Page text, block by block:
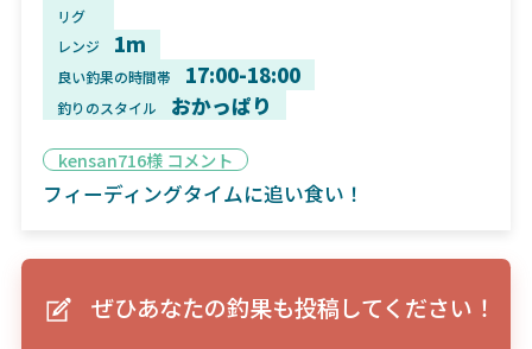
リグ
レンジ
1m
良い釣果の時間帯 17:00-18:00
釣りのスタイル おかっぱり
kensan716様 コメント
フィーディングタイムに追い食い！
ぜひあなたの釣果も投稿してください！